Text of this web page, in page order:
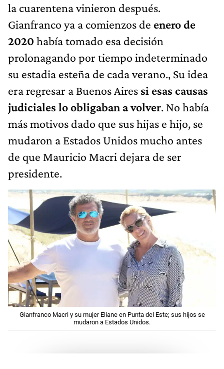
la cuarentena vinieron después.
Gianfranco ya a comienzos de enero de
2020 había tomado esa decisión
prolonagando por tiempo indeterminado
su estadia esteña de cada verano., Su idea
era regresar a Buenos Aires si esas causas
judiciales lo obligaban a volver. No había
más motivos dado que sus hijas e hijo, se
mudaron a Estados Unidos mucho antes
de que Mauricio Macri dejara de ser
presidente.
Gianfranco Macri y su mujer Eliane en Punta del Este; sus hijos se
mudaron a Estados Unidos.